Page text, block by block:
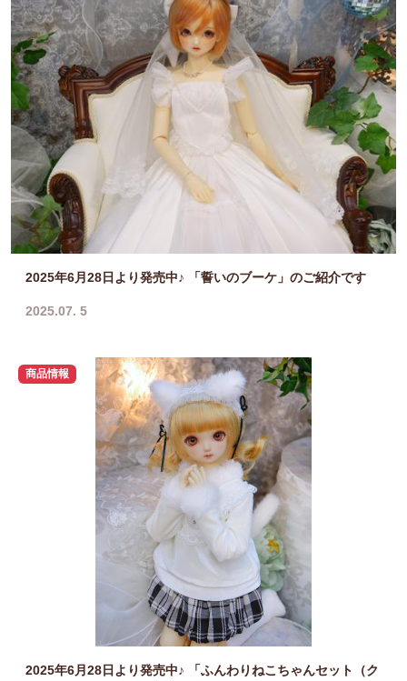
2025年6月28日より発売中♪ 「誓いのブーケ」のご紹介です
2025.07. 5
商品情報
2025年6月28日より発売中♪ 「ふんわりねこちゃんセット（ク